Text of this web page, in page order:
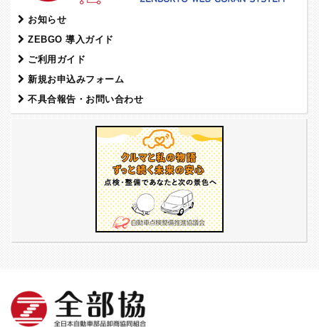
お知らせ
ZEBGO 導入ガイド
ご利用ガイド
新規お申込みフォーム
不具合報告・お問い合わせ